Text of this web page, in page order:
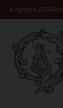
Skip6 Agosto 2026